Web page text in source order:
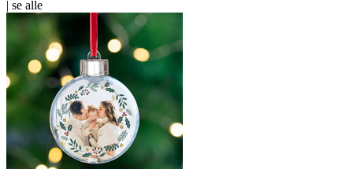
| se alle